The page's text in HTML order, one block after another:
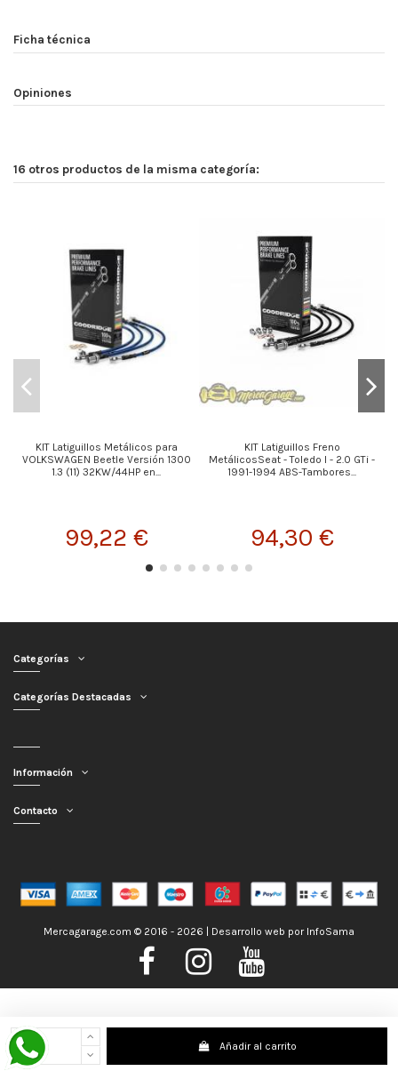
Nos encontramos de Vacaciones, no obstante los pedidos hechos se
despacharán con normalidad; usted puede hacer su pedido y le será enviado en
la mayor brevedad posible. Saludos.
Añadir al carrito
Ficha técnica
Opiniones
16 otros productos de la misma categoría:
KIT Latiguillos Metálicos para
VOLKSWAGEN Beetle Versión 1300
1.3 (11) 32KW/44HP en...
99,22 €
KIT Latiguillos Freno
MetálicosSeat - Toledo I - 2.0 GTi -
1991-1994 ABS-Tambores...
94,30 €
Categorías
Categorías Destacadas
Información
Contacto
Mercagarage.com © 2016 - 2026 | Desarrollo web por InfoSama